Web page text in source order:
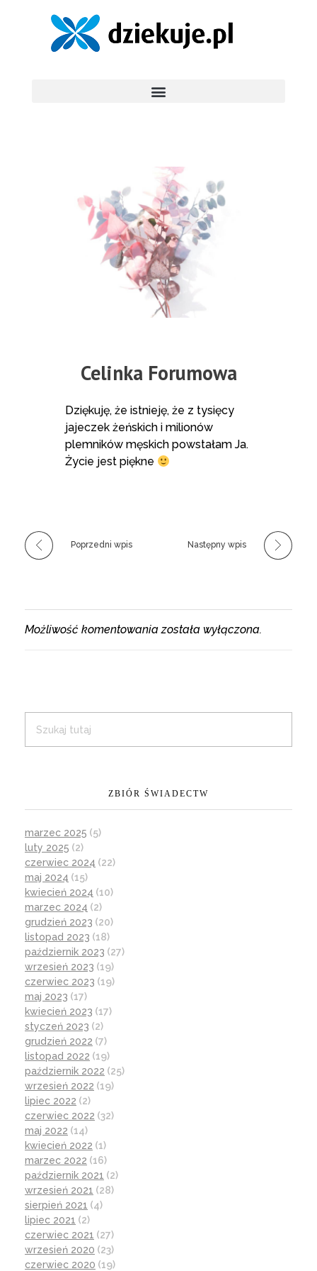
Celinka Forumowa
Dziękuję, że istnieję, że z tysięcy
jajeczek żeńskich i milionów
plemników męskich powstałam Ja.
Życie jest piękne
Poprzedni wpis Następny wpis
Możliwość komentowania została wyłączona.
ZBIÓR ŚWIADECTW
marzec 2025 (5)
luty 2025 (2)
czerwiec 2024 (22)
maj 2024 (15)
kwiecień 2024 (10)
marzec 2024 (2)
grudzień 2023 (20)
listopad 2023 (18)
październik 2023 (27)
wrzesień 2023 (19)
czerwiec 2023 (19)
maj 2023 (17)
kwiecień 2023 (17)
styczeń 2023 (2)
grudzień 2022 (7)
listopad 2022 (19)
październik 2022 (25)
wrzesień 2022 (19)
lipiec 2022 (2)
czerwiec 2022 (32)
maj 2022 (14)
kwiecień 2022 (1)
marzec 2022 (16)
październik 2021 (2)
wrzesień 2021 (28)
sierpień 2021 (4)
lipiec 2021 (2)
czerwiec 2021 (27)
wrzesień 2020 (23)
czerwiec 2020 (19)